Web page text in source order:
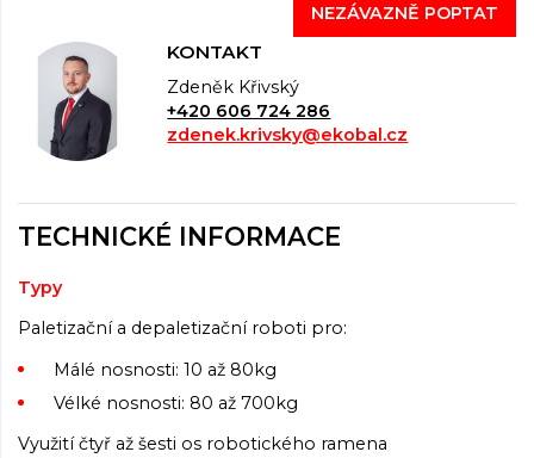
NEZÁVAZNĚ POPTAT
KONTAKT
Zdeněk Křivský
+420 606 724 286
zdenek.krivsky@ekobal.cz
TECHNICKÉ INFORMACE
Typy
Paletizační a depaletizační roboti pro:
Málé nosnosti: 10 až 80kg
Vélké nosnosti: 80 až 700kg
Využití čtyř až šesti os robotického ramena